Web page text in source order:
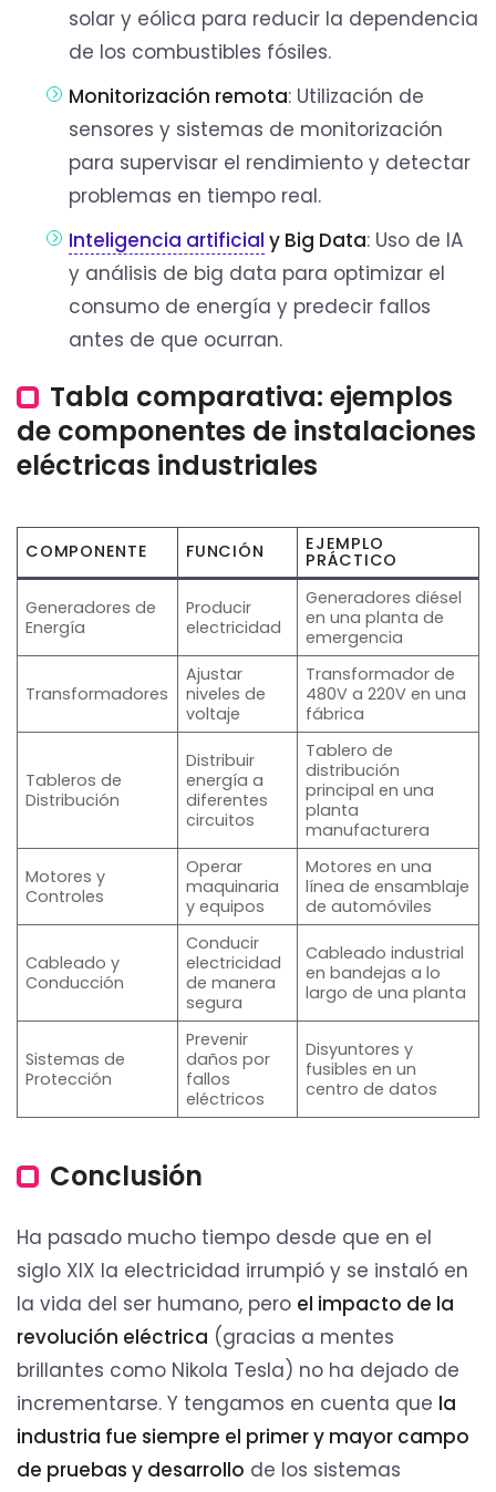
solar y eólica para reducir la dependencia
de los combustibles fósiles.
Monitorización remota: Utilización de
sensores y sistemas de monitorización
para supervisar el rendimiento y detectar
problemas en tiempo real.
Inteligencia artificial y Big Data: Uso de IA
y análisis de big data para optimizar el
consumo de energía y predecir fallos
antes de que ocurran.
Tabla comparativa: ejemplos
de componentes de instalaciones
eléctricas industriales
COMPONENTE FUNCIÓN EJEMPLO
PRÁCTICO
Generadores de
Energía
Producir
electricidad
Generadores diésel
en una planta de
emergencia
Transformadores
Ajustar
niveles de
voltaje
Transformador de
480V a 220V en una
fábrica
Tableros de
Distribución
Distribuir
energía a
diferentes
circuitos
Tablero de
distribución
principal en una
planta
manufacturera
Motores y
Controles
Operar
maquinaria
y equipos
Motores en una
línea de ensamblaje
de automóviles
Cableado y
Conducción
Conducir
electricidad
de manera
segura
Cableado industrial
en bandejas a lo
largo de una planta
Sistemas de
Protección
Prevenir
daños por
fallos
eléctricos
Disyuntores y
fusibles en un
centro de datos
Conclusión
Ha pasado mucho tiempo desde que en el
siglo XIX la electricidad irrumpió y se instaló en
la vida del ser humano, pero el impacto de la
revolución eléctrica (gracias a mentes
brillantes como Nikola Tesla) no ha dejado de
incrementarse. Y tengamos en cuenta que la
industria fue siempre el primer y mayor campo
de pruebas y desarrollo de los sistemas